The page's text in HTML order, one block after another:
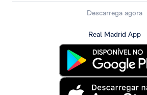
Descarrega agora
Real Madrid App